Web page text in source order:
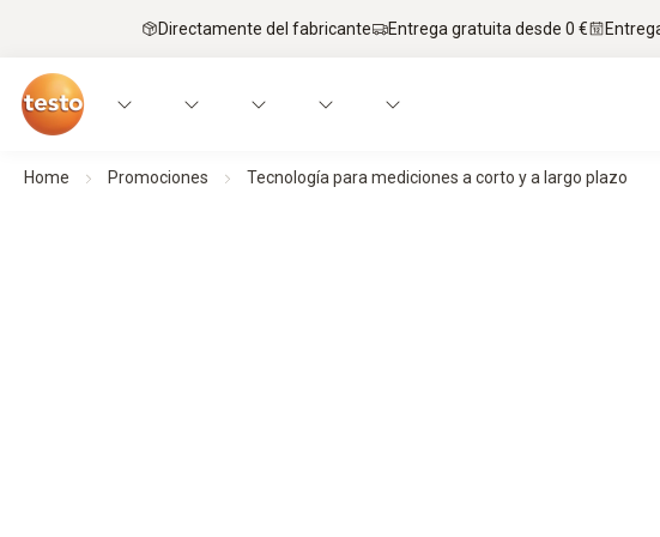
Directamente del fabricante Entrega gratuita desde 0 €
Home Promociones Tecnología para mediciones a corto y a largo plazo